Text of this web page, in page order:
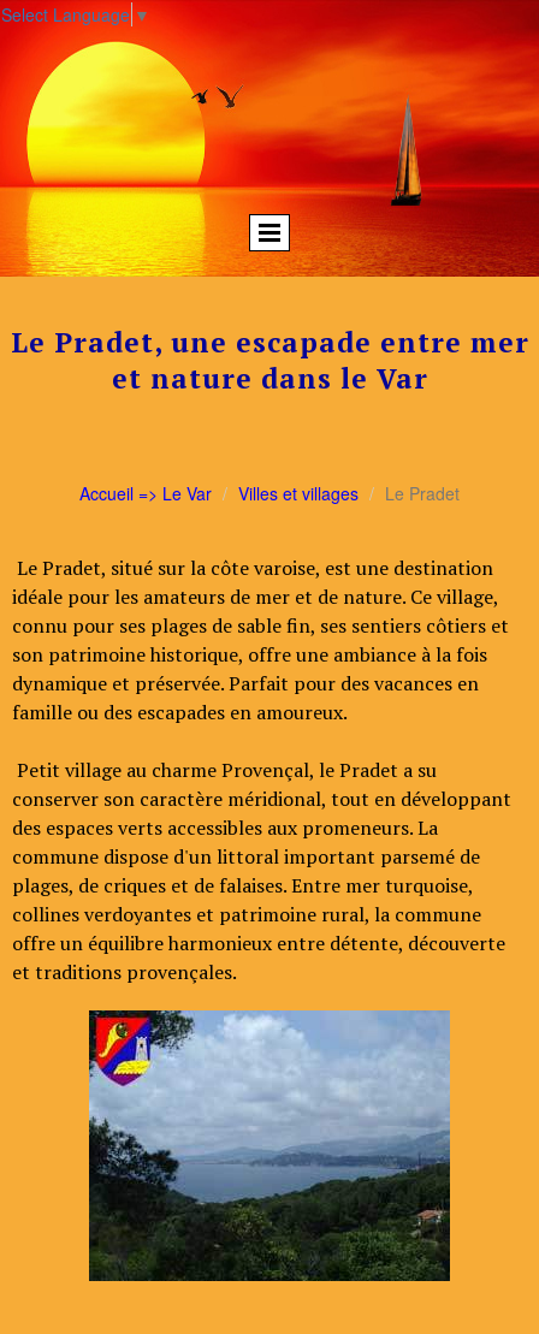
Select Language ▼
Le Pradet, une escapade entre mer
et nature dans le Var
Accueil => Le Var Villes et villages Le Pradet
Le Pradet, situé sur la côte varoise, est une destination
idéale pour les amateurs de mer et de nature. Ce village,
connu pour ses plages de sable fin, ses sentiers côtiers et
son patrimoine historique, offre une ambiance à la fois
dynamique et préservée. Parfait pour des vacances en
famille ou des escapades en amoureux.
Petit village au charme Provençal, le Pradet a su
conserver son caractère méridional, tout en développant
des espaces verts accessibles aux promeneurs. La
commune dispose d'un littoral important parsemé de
plages, de criques et de falaises. Entre mer turquoise,
collines verdoyantes et patrimoine rural, la commune
offre un équilibre harmonieux entre détente, découverte
et traditions provençales.